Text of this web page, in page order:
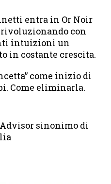
entra in Or Noir
rivoluzionando con
intuizioni un
in costante crescita.
come inizio di
Come eliminarla.
sinonimo di